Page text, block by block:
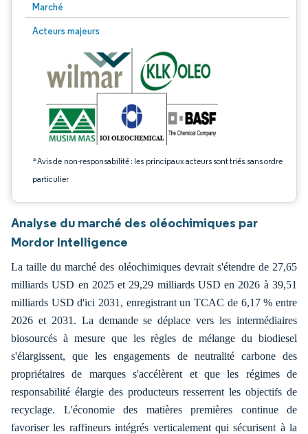
Marché
Acteurs majeurs
*Avis de non-responsabilité : les principaux acteurs sont triés sans ordre
particulier
Image © Mordor Intelligence. La réutilisation nécessite une attribution sous CC
Analyse du marché des oléochimiques par
Mordor Intelligence
La taille du marché des oléochimiques devrait s'étendre de 27,65
milliards USD en 2025 et 29,29 milliards USD en 2026 à 39,51
milliards USD d'ici 2031, enregistrant un TCAC de 6,17 % entre
2026 et 2031. La demande se déplace vers les intermédiaires
biosourcés à mesure que les règles de mélange du biodiesel
s'élargissent, que les engagements de neutralité carbone des
propriétaires de marques s'accélèrent et que les régimes de
responsabilité élargie des producteurs resserrent les objectifs de
recyclage. L'économie des matières premières continue de
favoriser les raffineurs intégrés verticalement qui sécurisent à la